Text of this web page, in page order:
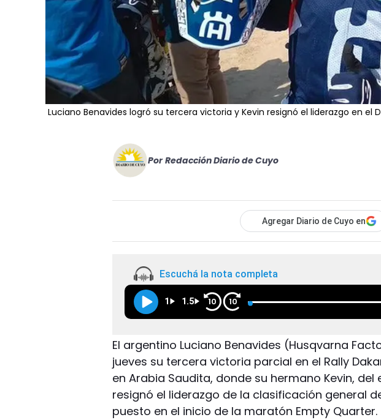
Luciano Benavides logró su tercera victoria y Kevin resignó el liderazgo en el
Por Redacción Diario de Cuyo
Agregar Diario de Cuyo en
Escuchá la nota completa
1 1.5 10 10
El argentino Luciano Benavides (Husqvarna
jueves su tercera victoria parcial en el Rally
en Arabia Saudita, donde su hermano Kevin, del
resignó el liderazgo de la clasificación general
puesto en el inicio de la maratón Empty Quarter.